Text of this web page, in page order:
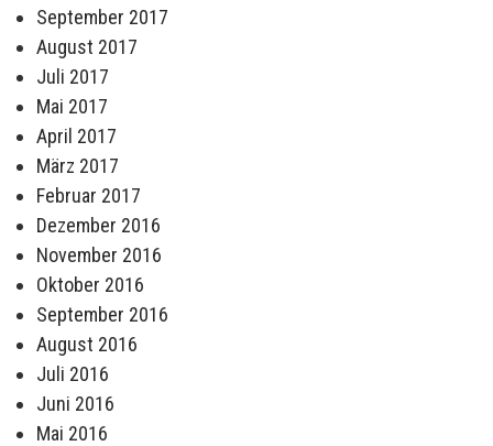
September 2017
August 2017
Juli 2017
Mai 2017
April 2017
März 2017
Februar 2017
Dezember 2016
November 2016
Oktober 2016
September 2016
August 2016
Juli 2016
Juni 2016
Mai 2016